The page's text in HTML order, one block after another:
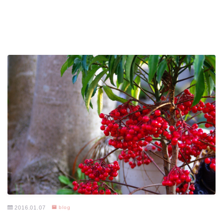
2016.01.07 blog